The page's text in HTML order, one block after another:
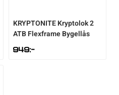
KRYPTONITEKryptolok 2
ATB Flexframe Bygellås
949:-